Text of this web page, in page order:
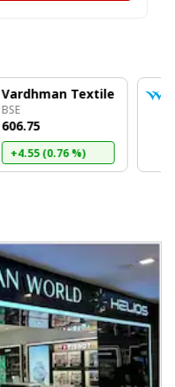
Vardhman Textile
BSE
₹606.75
+4.55 (0.76 %)